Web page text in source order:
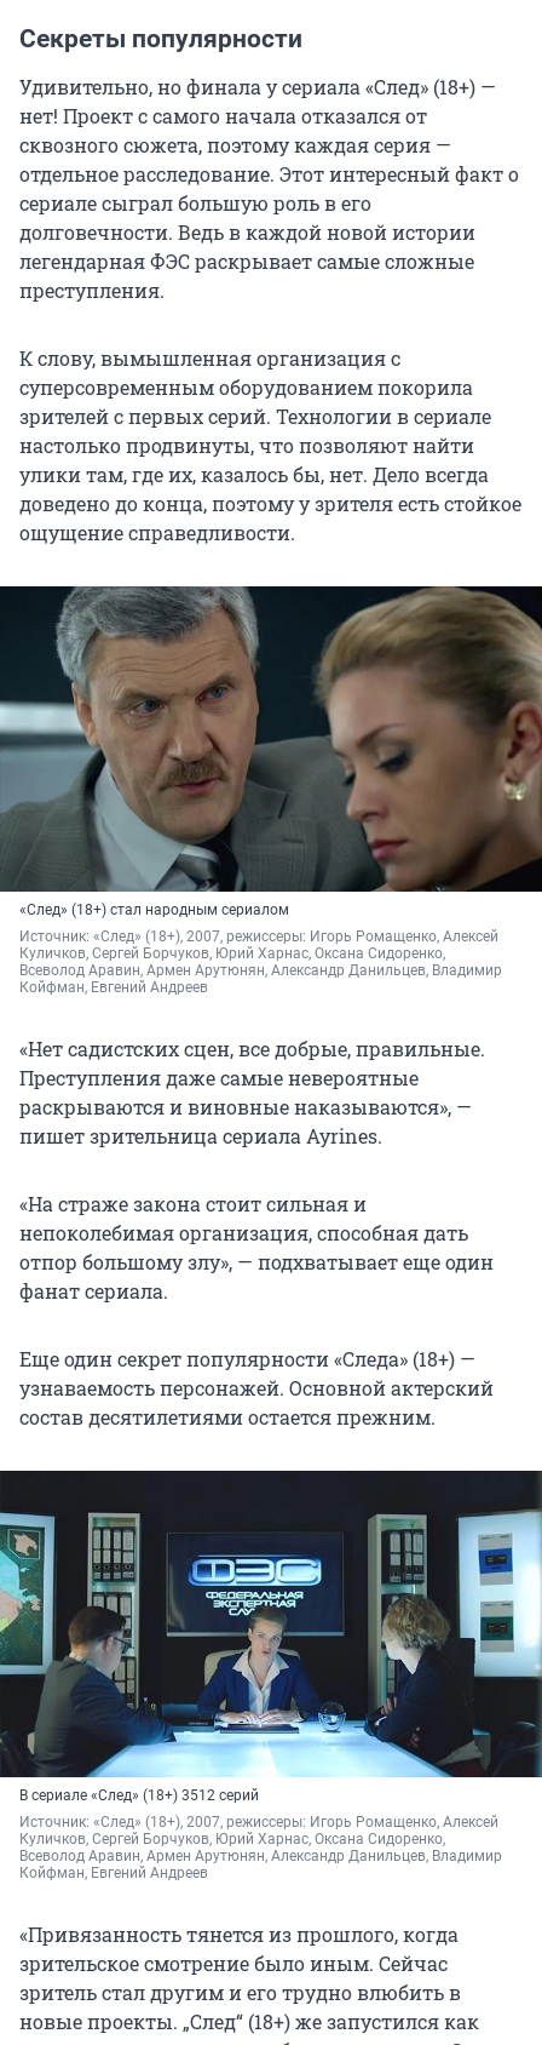
Секреты популярности
Удивительно, но финала у сериала «След» (18+) —
нет! Проект с самого начала отказался от
сквозного сюжета, поэтому каждая серия —
отдельное расследование. Этот интересный факт о
сериале сыграл большую роль в его
долговечности. Ведь в каждой новой истории
легендарная ФЭС раскрывает самые сложные
преступления.
К слову, вымышленная организация с
суперсовременным оборудованием покорила
зрителей с первых серий. Технологии в сериале
настолько продвинуты, что позволяют найти
улики там, где их, казалось бы, нет. Дело всегда
доведено до конца, поэтому у зрителя есть стойкое
ощущение справедливости.
«След» (18+) стал народным сериалом
Источник: «След» (18+), 2007, режиссеры: Игорь Ромащенко, Алексей
Куличков, Сергей Борчуков, Юрий Харнас, Оксана Сидоренко,
Всеволод Аравин, Армен Арутюнян, Александр Данильцев, Владимир
Койфман, Евгений Андреев
«Нет садистских сцен, все добрые, правильные.
Преступления даже самые невероятные
раскрываются и виновные наказываются», —
пишет зрительница сериала Ayrines.
«На страже закона стоит сильная и
непоколебимая организация, способная дать
отпор большому злу», — подхватывает еще один
фанат сериала.
Еще один секрет популярности «Следа» (18+) —
узнаваемость персонажей. Основной актерский
состав десятилетиями остается прежним.
В сериале «След» (18+) 3512 серий
Источник: «След» (18+), 2007, режиссеры: Игорь Ромащенко, Алексей
Куличков, Сергей Борчуков, Юрий Харнас, Оксана Сидоренко,
Всеволод Аравин, Армен Арутюнян, Александр Данильцев, Владимир
Койфман, Евгений Андреев
«Привязанность тянется из прошлого, когда
зрительское смотрение было иным. Сейчас
зритель стал другим и его трудно влюбить в
новые проекты. „След“ (18+) же запустился как